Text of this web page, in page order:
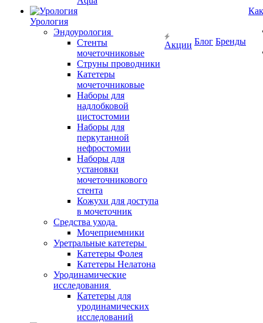
Урология
Эндоурология
Стенты
мочеточниковые
Струны проводники
Катетеры
мочеточниковые
Наборы для
надлобковой
цистостомии
Наборы для
перкутанной
нефростомии
Наборы для
установки
мочеточникового
стента
Кожухи для доступа
в мочеточник
Средства ухода
Мочеприемники
Уретральные катетеры
Катетеры Фолея
Катетеры Нелатона
Уродинамические
исследования
Катетеры для
уродинамических
исследований
Акции Блог Бренды